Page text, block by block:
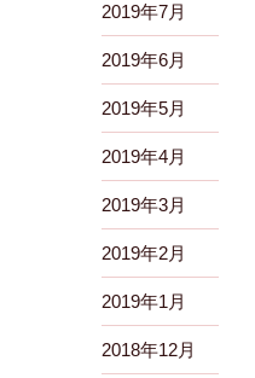
2019年7月
2019年6月
2019年5月
2019年4月
2019年3月
2019年2月
2019年1月
2018年12月